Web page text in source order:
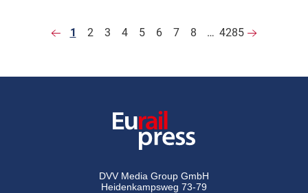
1 2 3 4 5 6 7 8 … 4285
DVV Media Group GmbH
Heidenkampsweg 73-79